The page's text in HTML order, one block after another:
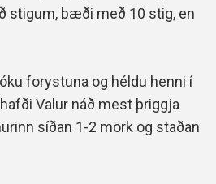
stigum, bæði með 10 stig, en
forystuna og héldu henni í
Valur náð mest þriggja
síðan 1-2 mörk og staðan